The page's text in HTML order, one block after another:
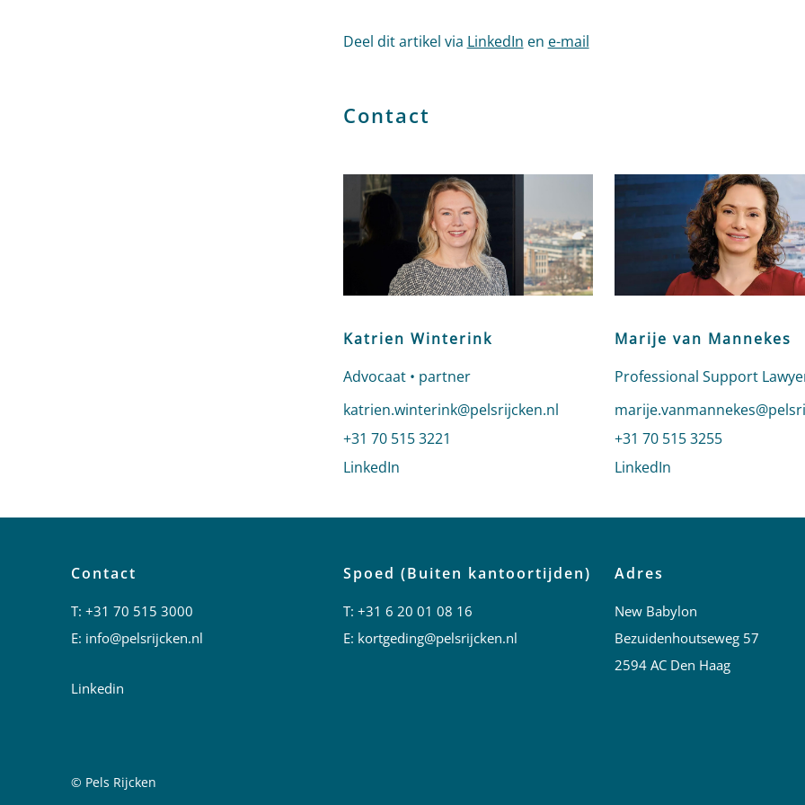
Deel dit artikel via LinkedIn en e-mail
Contact
Katrien Winterink
Advocaat • partner
Stuur een e-mail naar Katrien Winterink
katrien.winterink@pelsrijcken.nl
Bel naar Katrien Winterink
+31 70 515 3221
LinkedIn
Marije van Mannekes
Professional Support
Stuur een e-mail naar
Bel naar Marije van
+31 70 515 3255
LinkedIn
Contact
T:+31 70 515 3000
E: info@pelsrijcken.nl
Linkedin
Spoed (Buiten kantoortijden)
T: +31 6 20 01 08 16
E: kortgeding@pelsrijcken.nl
Adres
New Babylon
Bezuidenhoutseweg 57
2594 AC Den Haag
© Pels Rijcken